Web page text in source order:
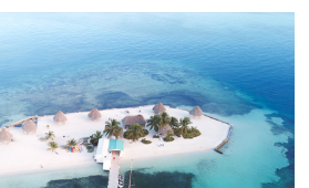
Tours
3-
daagse
zeiltocht